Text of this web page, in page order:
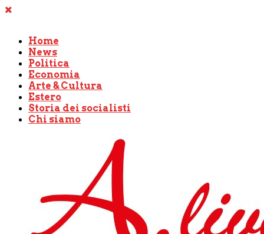
Home
News
Politica
Economia
Arte & Cultura
Estero
Storia dei socialisti
Chi siamo